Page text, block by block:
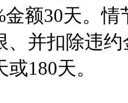
金额30天。
、并扣除违
180天。